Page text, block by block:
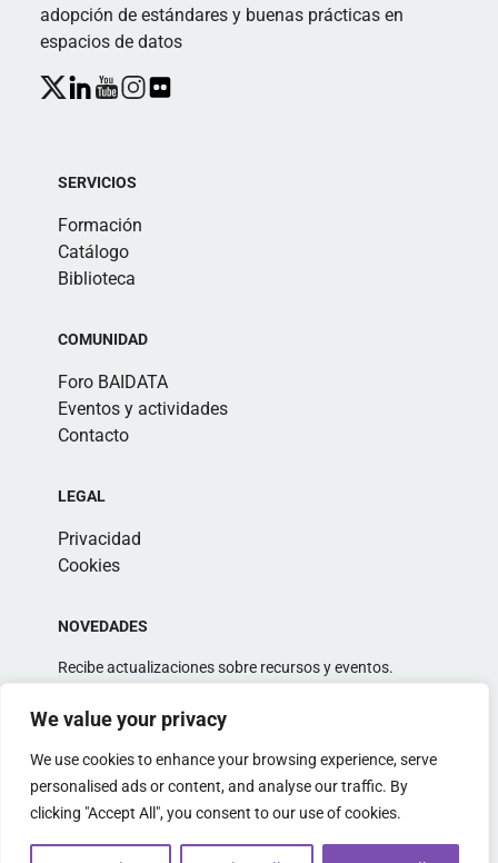
We value your privacy
We use cookies to enhance your browsing experience, serve
personalised ads or content, and analyse our traffic. By
clicking "Accept All", you consent to our use of cookies.
adopción de estándares y buenas prácticas en
espacios de datos
SERVICIOS
Formación
Catálogo
Biblioteca
COMUNIDAD
Foro BAIDATA
Eventos y actividades
Contacto
LEGAL
Privacidad
Cookies
NOVEDADES
Recibe actualizaciones sobre recursos y eventos.